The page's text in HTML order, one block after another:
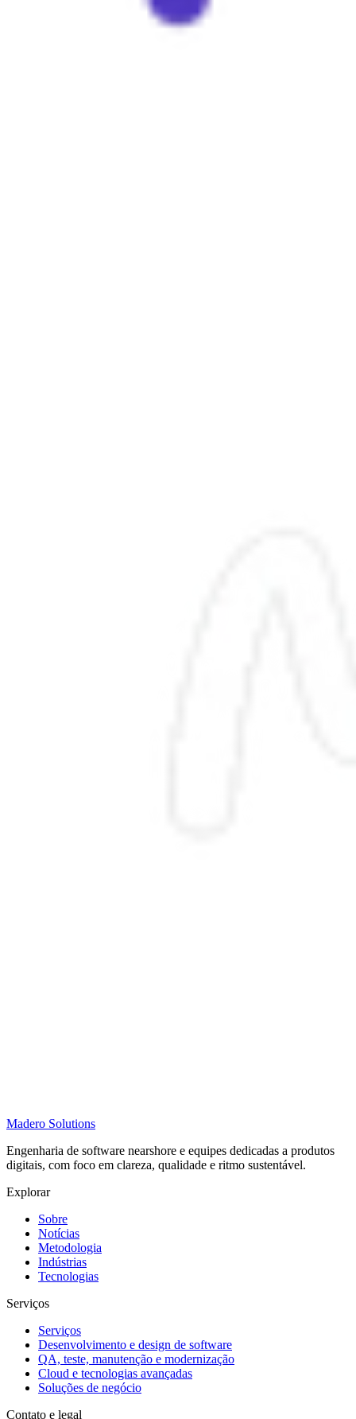
Madero Solutions
Engenharia de software nearshore e equipes dedicadas a produtos
digitais, com foco em clareza, qualidade e ritmo sustentável.
Explorar
Sobre
Notícias
Metodologia
Indústrias
Tecnologias
Serviços
Serviços
Desenvolvimento e design de software
QA, teste, manutenção e modernização
Cloud e tecnologias avançadas
Soluções de negócio
Contato e legal